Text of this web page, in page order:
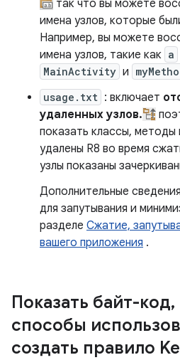
так что вы можете
имена узлов, которые
Например, вы можете
имена узлов, такие как a
MainActivity и
usage.txt : включает
удаленных узлов.
показать классы, методы
удалены R8 во время
узлы показаны
Дополнительные
для запутывания и
разделе Сжатие,
вашего приложения .
Показать байт-код,
способы
создать правило